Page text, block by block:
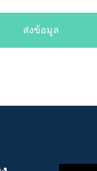
ส่งข้อมูล